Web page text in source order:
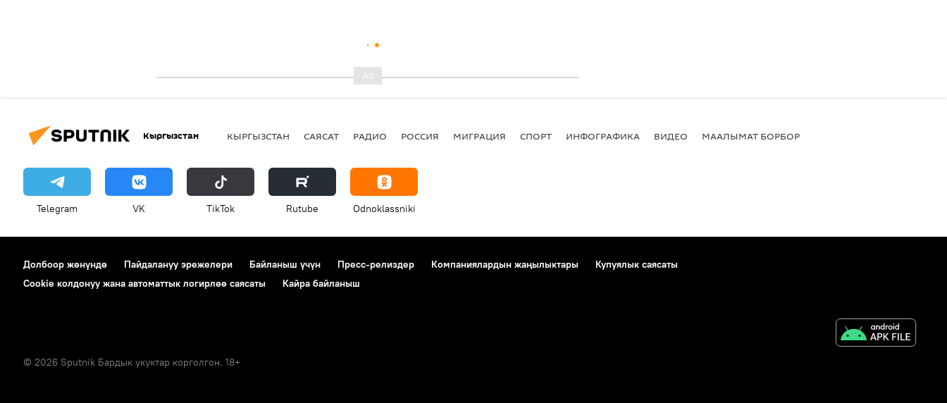
Кыргызстан КЫРГЫЗСТАН САЯСАТ РАДИО РОССИЯ МИГРАЦИЯ СПОРТ ИНФОГРАФИКА ВИДЕО МААЛЫМАТ БОРБОР
Telegram VK ТikТоk Rutube Odnoklassniki
Долбоор жөнүндө Пайдалануу эрежелери Байланыш үчүн Пресс-релиздер Компаниялардын жаңылыктары
Купуялык саясаты
Cookie колдонуу жана автоматтык логирлөө саясаты
Кайра байланыш
© 2026 Sputnik Бардык укуктар корголгон. 18+